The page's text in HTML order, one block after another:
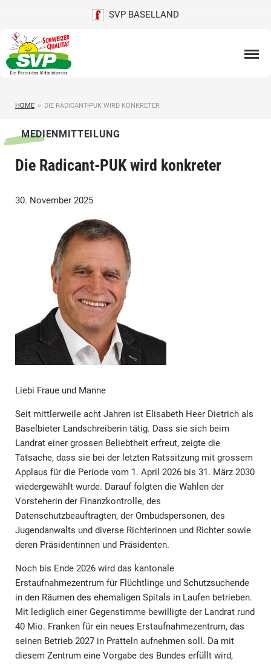
SVP BASELLAND
HOME > DIE RADICANT-PUK WIRD KONKRETER
MEDIENMITTEILUNG
Die Radicant-PUK wird konkreter
30. November 2025
Liebi Fraue und Manne
Seit mittlerweile acht Jahren ist Elisabeth Heer Dietrich als
Baselbieter Landschreiberin tätig. Dass sie sich beim
Landrat einer grossen Beliebtheit erfreut, zeigte die
Tatsache, dass sie bei der letzten Ratssitzung mit grossem
Applaus für die Periode vom 1. April 2026 bis 31. März 2030
wiedergewählt wurde. Darauf folgten die Wahlen der
Vorsteherin der Finanzkontrolle, des
Datenschutzbeauftragten, der Ombudspersonen, des
Jugendanwalts und diverse Richterinnen und Richter sowie
deren Präsidentinnen und Präsidenten.
Noch bis Ende 2026 wird das kantonale
Erstaufnahmezentrum für Flüchtlinge und Schutzsuchende
in den Räumen des ehemaligen Spitals in Laufen betrieben.
Mit lediglich einer Gegenstimme bewilligte der Landrat rund
40 Mio. Franken für ein neues Erstaufnahmezentrum, das
seinen Betrieb 2027 in Pratteln aufnehmen soll. Da mit
diesem Zentrum eine Vorgabe des Bundes erfüllt wird,